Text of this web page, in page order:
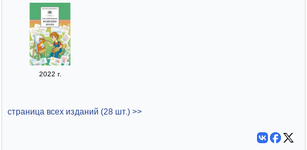
2022 г.
страница всех изданий (28 шт.) >>